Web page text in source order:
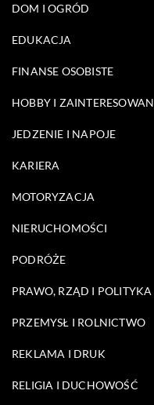
DOM I OGRÓD
EDUKACJA
FINANSE OSOBISTE
HOBBY I
JEDZENIE I NAPOJE
KARIERA
MOTORYZACJA
NIERUCHOMOŚCI
PODRÓŻE
PRAWO, RZĄD I POLITYKA
PRZEMYSŁ I ROLNICTWO
REKLAMA I DRUK
RELIGIA I DUCHOWOŚĆ